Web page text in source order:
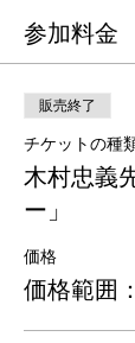
参加料金
販売終了
チケットの種
木村忠義
ー」
価格
価格範囲